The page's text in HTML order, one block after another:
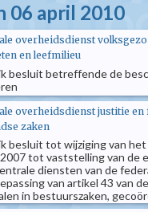
06 april 2010
overheidsdienst
en leefmilieu
besluit betreffende de
overheidsdienst justitie
zaken
besluit tot wijziging van
tot vaststelling van de
diensten van de
van artikel 43 van
in bestuurszaken,